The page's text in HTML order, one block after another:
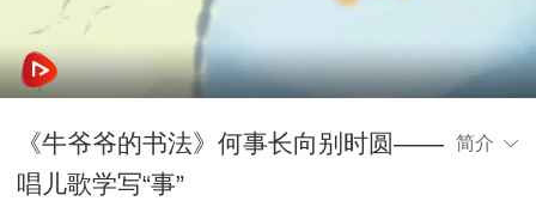
《牛爷爷的书法》何事长向别时圆——
唱儿歌学写“事”
简介